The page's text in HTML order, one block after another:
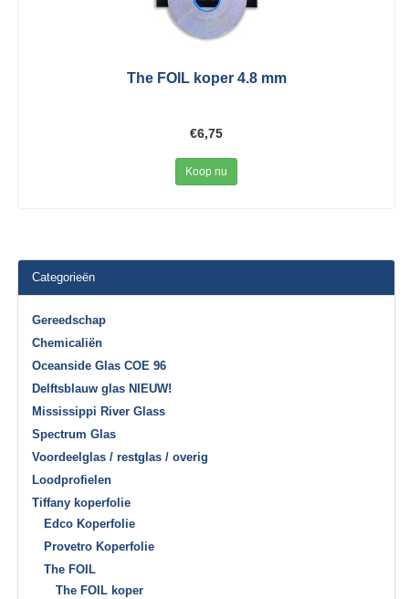
The FOIL koper 4.8 mm
€6,75
Koop nu
Categorieën
Gereedschap
Chemicaliën
Oceanside Glas COE 96
Delftsblauw glas NIEUW!
Mississippi River Glass
Spectrum Glas
Voordeelglas / restglas / overig
Loodprofielen
Tiffany koperfolie
Edco Koperfolie
Provetro Koperfolie
The FOIL
The FOIL koper